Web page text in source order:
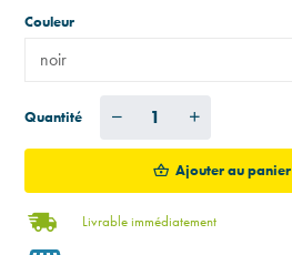
Couleur
Quantité
Ajouter au panier
Livrable immédiatement